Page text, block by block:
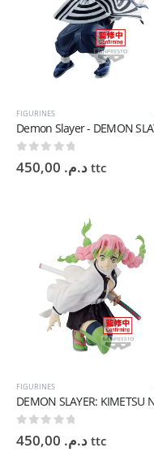
FIGURINES
0 sur 5 د.م. ttc
FIGURINES
0 sur 5 د.م. ttc